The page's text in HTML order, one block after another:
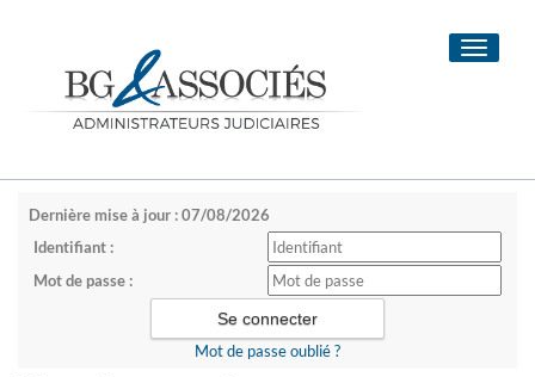
Toggle
Dernière mise à jour : 07/08/2026
Identifiant :
Mot de passe :
Mot de passe oublié ?